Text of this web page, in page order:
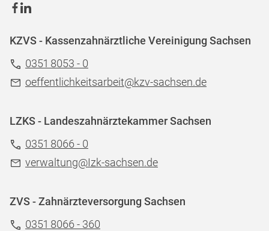
KZVS - Kassenzahnärztliche Vereinigung Sachsen
0351 8053 - 0
oeffentlichkeitsarbeit@kzv-sachsen.de
LZKS - Landeszahnärztekammer Sachsen
0351 8066 - 0
verwaltung@Izk-sachsen.de
ZVS - Zahnärzteversorgung Sachsen
0351 8066 - 360